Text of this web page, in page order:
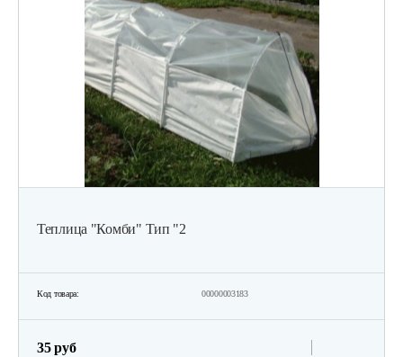
Теплица "Комби" Тип "2
Код товара: 00000003183
35 руб